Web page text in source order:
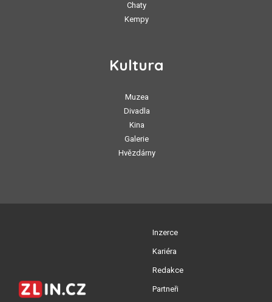
Chaty
Kempy
Kultura
Muzea
Divadla
Kina
Galerie
Hvězdárny
Inzerce
Kariéra
Redakce
Partneři